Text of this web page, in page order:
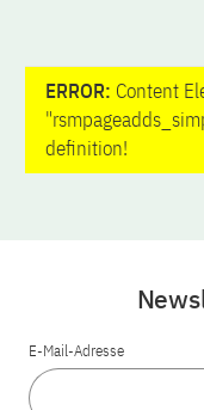
ERROR: Content
definition!
E-Mail-Adresse